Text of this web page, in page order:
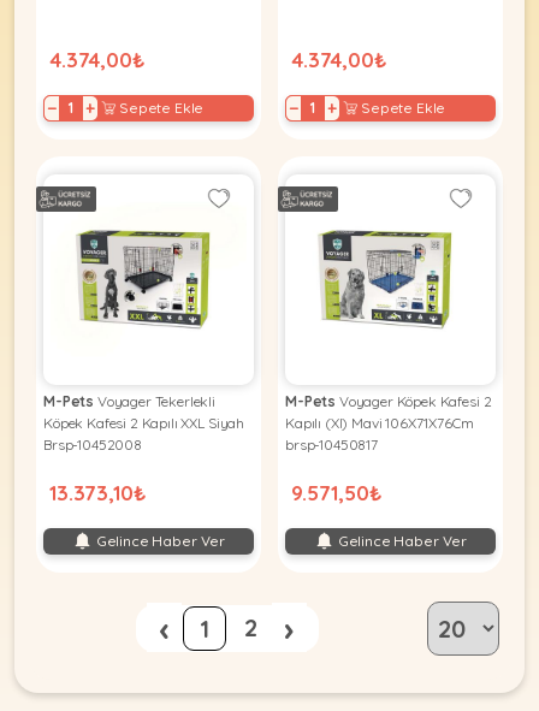
4.374,00₺
− + Sepete Ekle
4.374,00₺
− + Sepete Ekle
M-Pets Voyager Tekerlekli
Köpek Kafesi 2 Kapılı XXL Siyah
Brsp-10452008
13.373,10₺
Gelince Haber Ver
M-Pets Voyager Köpek Kafesi 2
Kapılı (Xl) Mavi 106X71X76Cm
brsp-10450817
9.571,50₺
Gelince Haber Ver
‹ 1 2 ›